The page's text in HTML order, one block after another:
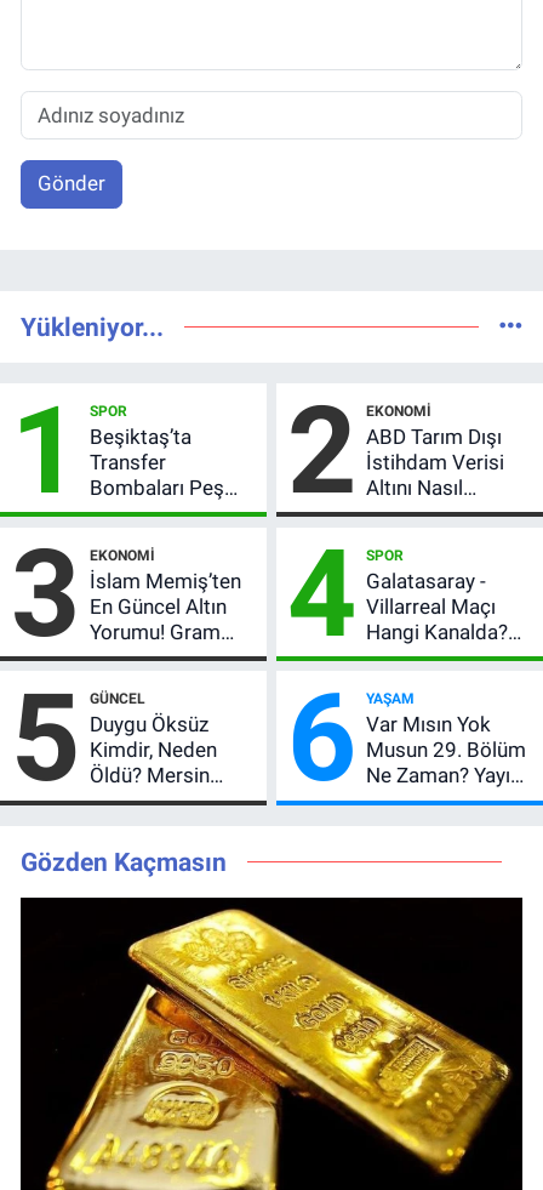
Gönder
Yükleniyor...
1 SPOR
Beşiktaş’ta
Transfer
Bombaları Peş
Peşe! Adalı
Açıkladı, 5 Yıldız
Daha Listede
2 EKONOMI
ABD Tarım Dışı
İstihdam Verisi
Altını Nasıl
Etkiler? Çok Basit
3 EKONOMI
İslam Memiş’ten
En Güncel Altın
Yorumu! Gram
Altın İçin 6.350 TL
Beklentisi
Değişmedi
4 SPOR
Galatasaray -
Villarreal Maçı
Hangi Kanalda?
Hazırlık Maçı Ne
Kaçta, Nereden
İzlenir?
5 GÜNCEL
Duygu Öksüz
Kimdir, Neden
Öldü? Mersin
Basınının Acı
6 YAŞAM
Var Mısın Yok
Musun 29. Bölüm
Ne Zaman? Yayın
Günü Değişti, Yeni
Gözden Kaçmasın